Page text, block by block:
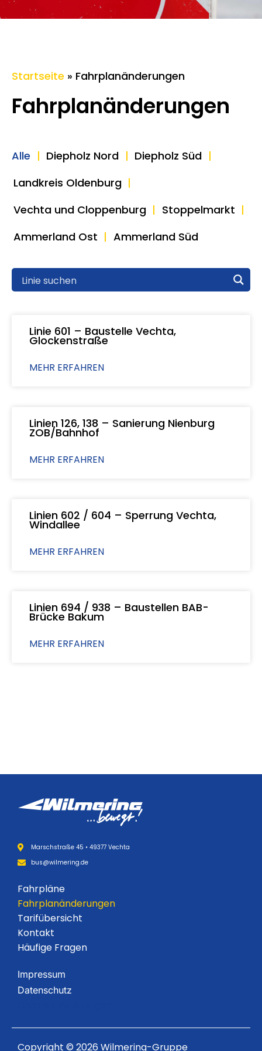
Startseite » Fahrplanänderungen
Fahrplan­änderungen
Alle Diepholz Nord
Diepholz Süd
Landkreis Oldenburg
Vechta und Cloppenburg
Stoppelmarkt
Ammerland Ost
Ammerland Süd
Linie 601 – Baustelle Vechta,
Glockenstraße
MEHR ERFAHREN
Linien 126, 138 – Sanierung Nienburg
ZOB/Bahnhof
MEHR ERFAHREN
Linien 602 / 604 – Sperrung Vechta,
Windallee
MEHR ERFAHREN
Linien 694 / 938 – Baustellen BAB-
Brücke Bakum
MEHR ERFAHREN
Marschstraße 45 • 49377 Vechta
bus@wilmering.de
Fahrpläne
Fahrplanänderungen
Tarifübersicht
Kontakt
Häufige Fragen
Impressum
Datenschutz
Copyright © 2026 Wilmering-Gruppe